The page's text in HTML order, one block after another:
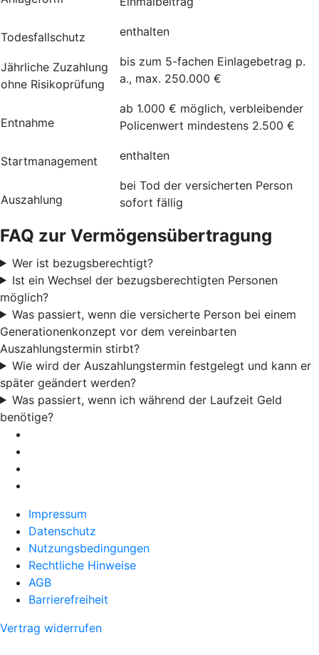
Todesfallschutz enthalten
Jährliche Zuzahlung
ohne Risikoprüfung
bis zum 5-fachen Einlagebetrag p.
a., ​max. 250.000 €
Entnahme
ab 1.000 € möglich, verbleibender
Policenwert mindestens 2.500 €
Startmanagement enthalten
Auszahlung
bei Tod der versicherten Person
sofort fällig
FAQ zur Vermögensübertragung
Wer ist bezugsberechtigt?
Ist ein Wechsel der bezugsberechtigten Personen
möglich?
Was passiert, wenn die versicherte Person bei einem
Generationenkonzept vor dem vereinbarten
Auszahlungstermin stirbt?
Wie wird der Auszahlungstermin festgelegt und kann er
später geändert werden?
Was passiert, wenn ich während der Laufzeit Geld
benötige?
Impressum
Datenschutz
Nutzungsbedingungen
Rechtliche Hinweise
AGB
Barrierefreiheit
Vertrag widerrufen